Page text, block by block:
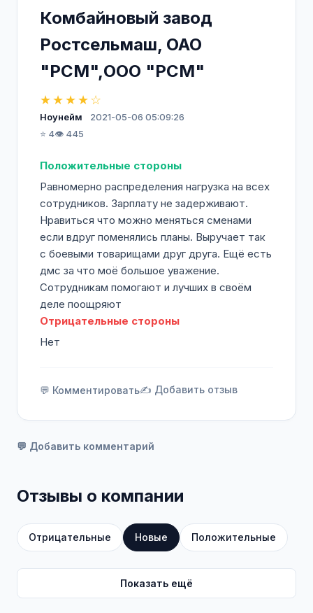
Комбайновый завод
Ростсельмаш, ОАО
"РСМ",ООО "РСМ"
★★★★☆
Ноунейм
2021-05-06 05:09:26
⭐ 4👁️ 445
Положительные стороны
Равномерно распределения нагрузка на всех
сотрудников. Зарплату не задерживают.
Нравиться что можно меняться сменами
если вдруг поменялись планы. Выручает так
с боевыми товарищами друг друга. Ещё есть
дмс за что моё большое уважение.
Сотрудникам помогают и лучших в своём
деле поощряют
Отрицательные стороны
Нет
💬 Комментировать✍️ Добавить отзыв
💬 Добавить комментарий
Отзывы о компании
Отрицательные Новые Положительные
Показать ещё